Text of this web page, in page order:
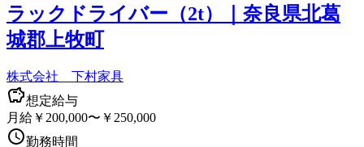
ラックドライバー（2t）｜奈良県北葛
城郡上牧町
株式会社 下村家具
想定給与
月給￥200,000〜￥250,000
勤務時間